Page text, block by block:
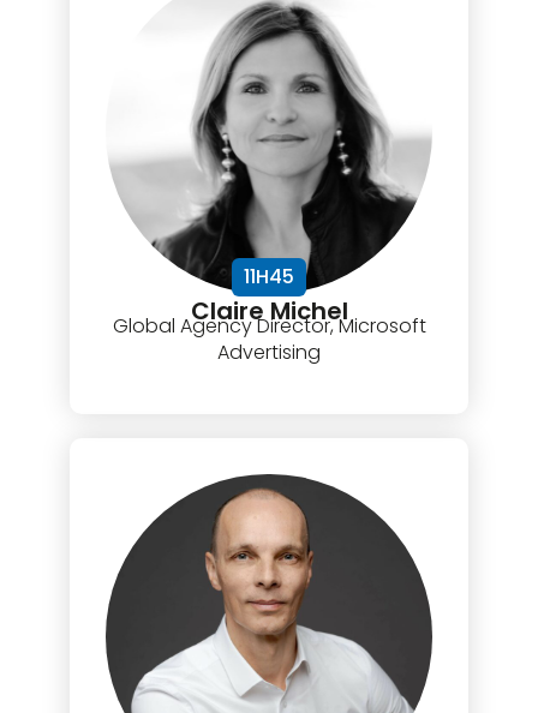
11H45
Claire Michel
Global Agency Director, Microsoft
Advertising